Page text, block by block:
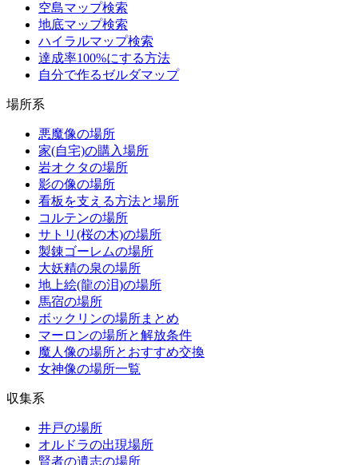
空島マップ検索
地底マップ検索
ハイラルマップ検索
達成率100%にする方法
自分で作るゼルダマップ
場所系
悪魔像の場所
家(自宅)の購入場所
岩オクタの場所
影の像の場所
看板を支える方法と場所
コルテンの場所
サトリ(桜の木)の場所
製錬ゴーレムの場所
大妖精の泉の場所
地上絵(龍の泪)の場所
馬宿の場所
ボックリンの場所まとめ
マーロンの場所と解放条件
魔人像の場所とおすすめ交換
女神像の場所一覧
収集系
井戸の場所
オルドラの出現場所
賢者の遺志の場所